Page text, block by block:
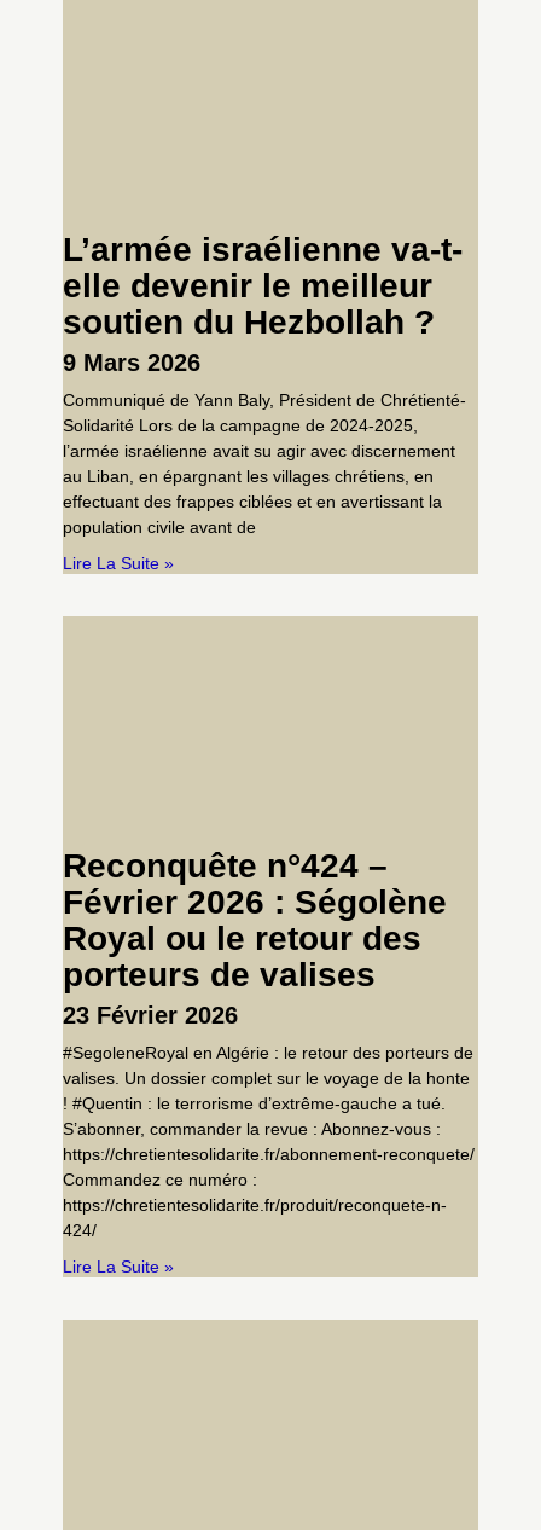
L’armée israélienne va-t-
elle devenir le meilleur
soutien du Hezbollah ?
9 Mars 2026
Communiqué de Yann Baly, Président de Chrétienté-
Solidarité Lors de la campagne de 2024-2025,
l’armée israélienne avait su agir avec discernement
au Liban, en épargnant les villages chrétiens, en
effectuant des frappes ciblées et en avertissant la
population civile avant de
Lire La Suite »
Reconquête n°424 –
Février 2026 : Ségolène
Royal ou le retour des
porteurs de valises
23 Février 2026
#SegoleneRoyal en Algérie : le retour des porteurs de
valises. Un dossier complet sur le voyage de la honte
! #Quentin : le terrorisme d’extrême-gauche a tué.
S’abonner, commander la revue : Abonnez-vous :
https://chretientesolidarite.fr/abonnement-reconquete/
Commandez ce numéro :
https://chretientesolidarite.fr/produit/reconquete-n-
424/
Lire La Suite »